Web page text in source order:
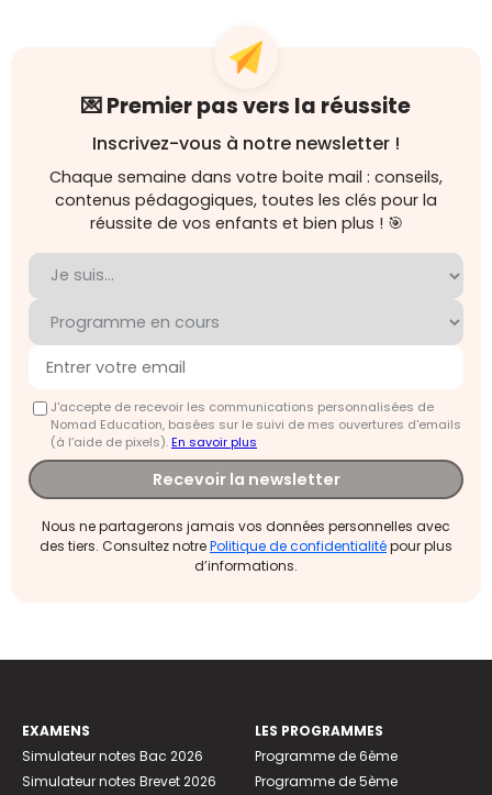
💌 Premier pas vers la réussite
Inscrivez-vous à notre newsletter !
Chaque semaine dans votre boite mail : conseils,
contenus pédagogiques, toutes les clés pour la
réussite de vos enfants et bien plus ! 🎯
J'accepte de recevoir les communications personnalisées de
Nomad Education, basées sur le suivi de mes ouvertures d'emails
(à l’aide de pixels).En savoir plus
Recevoir la newsletter
Nous ne partagerons jamais vos données personnelles avec
des tiers. Consultez notrePolitique de confidentialitépour plus
d’informations.
EXAMENS
Simulateur notes Bac 2026
Simulateur notes Brevet 2026
LES PROGRAMMES
Programme de 6ème
Programme de 5ème